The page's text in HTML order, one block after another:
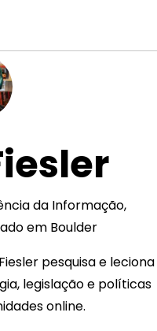
da Informação,
em Boulder
pesquisa e leciona
legislação e políticas
online.